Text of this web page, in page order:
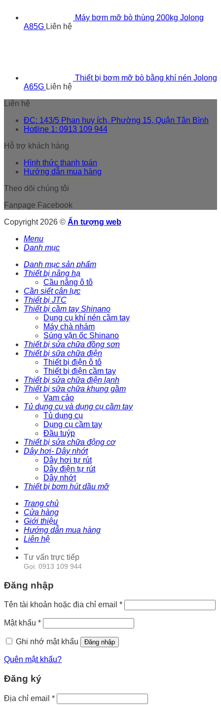
Máy bơm mỡ bò thùng 200kg Jolong
A85G Liên hệ
Thiết bị bơm mỡ bò bằng khí nén Jolong
A65G Liên hệ
Liên hệ
ĐC: 143/5 Phan huy ích, Phường 15, Quận Tân Bình
Hotline 1: 0913 109 944
Hỗ trợ khách hàng
Hình thức thanh toán
Hướng dẫn mua hàng
Theo dõi chúng tôi
Fanpage Facebook
Copyright 2026 © Ấn tượng web
Menu
Danh mục
Danh mục sản phẩm
Thiết bị nâng hạ
Cầu nâng ô tô
Cần siết cân lực
Thiết bị JTC
Thiết bị cầm tay Shinano
Dụng cụ khí nén cầm tay
Máy chà nhám
Súng vặn ốc Shinano
Thiết bị sửa chữa đồng sơn
Thiết bị sữa chữa điện
Thiết bị điện ô tô
Thiết bị điện cầm tay
Thiết bị sửa chữa điện lạnh
Thiết bị sữa chữa khung gầm
Vam cảo
Tủ dụng cụ và dụng cụ cầm tay
Tủ dụng cụ
Dụng cụ cầm tay
Đầu tuýp
Thiết bị sửa chữa động cơ
Dây hơi- Dây nhớt
Dây hơi tự rút
Dây điện tự rút
Dây nhớt
Thiết bị bơm hút dầu mỡ
Trang chủ
Cửa hàng
Giới thiệu
Hướng dẫn mua hàng
Liên hệ
Tư vấn trực tiếp
Gọi: 0913 109 944
Đăng nhập
Tên tài khoản hoặc địa chỉ email *
Mật khẩu *
Ghi nhớ mật khẩu Đăng nhập
Quên mật khẩu?
Đăng ký
Địa chỉ email *